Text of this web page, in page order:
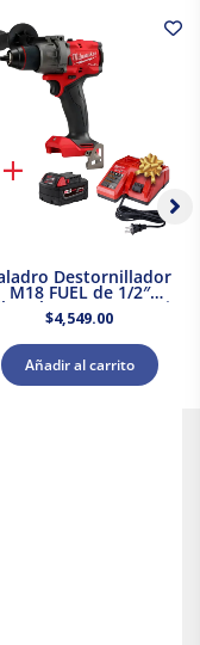
Destornillador
M18 FUEL de 1/2″
2903-20 + Kit
Bateria y Cargador
$4,549.00
Añadir al carrito